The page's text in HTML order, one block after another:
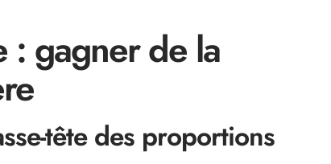
: gagner de la
tête des proportions